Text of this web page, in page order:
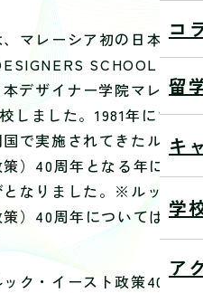
コ
留
キ
学
ア
マレーシア初の日本の
SCHOOL
デザイナー学院マレー
しました。1981年にマ
で実施されてきたルッ
）40周年となる年に正
なりました。 ※ルッ
）40周年については こ
ク・イースト政策40周